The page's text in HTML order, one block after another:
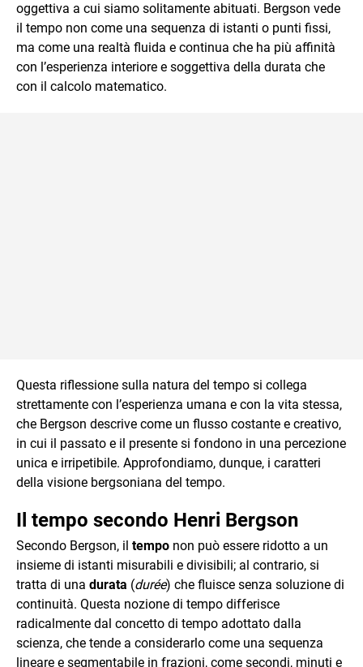
oggettiva a cui siamo solitamente abituati. Bergson vede
il tempo non come una sequenza di istanti o punti fissi,
ma come una realtà fluida e continua che ha più affinità
con l’esperienza interiore e soggettiva della durata che
con il calcolo matematico.
Questa riflessione sulla natura del tempo si collega
strettamente con l’esperienza umana e con la vita stessa,
che Bergson descrive come un flusso costante e creativo,
in cui il passato e il presente si fondono in una percezione
unica e irripetibile. Approfondiamo, dunque, i caratteri
della visione bergsoniana del tempo.
Il tempo secondo Henri Bergson
Secondo Bergson, il tempo non può essere ridotto a un
insieme di istanti misurabili e divisibili; al contrario, si
tratta di una durata (durée) che fluisce senza soluzione di
continuità. Questa nozione di tempo differisce
radicalmente dal concetto di tempo adottato dalla
scienza, che tende a considerarlo come una sequenza
lineare e segmentabile in frazioni, come secondi, minuti e